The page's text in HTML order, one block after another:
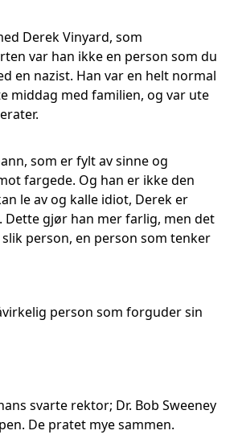
Derek Vinyard, som
var han ikke en person som du
en nazist. Han var en helt normal
middag med familien, og var ute
som er fylt av sinne og
fargede. Og han er ikke den
le av og kalle idiot, Derek er
Dette gjør han mer farlig, men det
person, en person som tenker
person som forguder sin
svarte rektor; Dr. Bob Sweeney
De pratet mye sammen.